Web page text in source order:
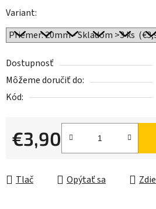
Variant:
Dostupnosť
Môžeme doručiť do:
Kód:
€3,90
Jednotková cena:
Tlač Opýtať sa